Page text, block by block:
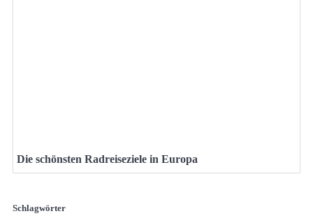
Die schönsten Radreiseziele in Europa
Schlagwörter